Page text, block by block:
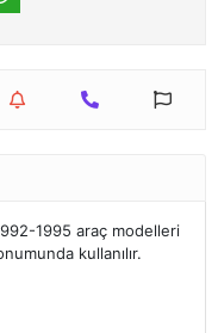
1995 araç modelleri
kullanılır.